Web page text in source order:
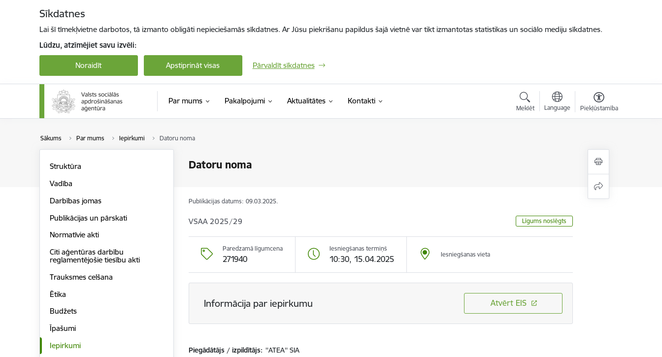
Sīkdatnes
Lai šī tīmekļvietne darbotos, tā izmanto obligāti nepieciešamās sīkdatnes. Ar Jūsu piekrišanu papildus šajā vietnē var tikt izmantotas statistikas un sociālo mediju sīkdatnes.
Lūdzu, atzīmējiet savu izvēli:
Noraidīt Apstiprināt visas Pārvaldīt sīkdatnes
Par mums Pakalpojumi Aktualitātes Kontakti
Meklēt Language Piekļūstamība
Sākums Par mums Iepirkumi Datoru noma
Datoru noma
Struktūra
Vadība
Darbības jomas
Publikācijas un pārskati
Normatīvie akti
Citi aģentūras darbību
reglamentējošie tiesību akti
Trauksmes celšana
Ētika
Budžets
Īpašumi
Iepirkumi
Publikācijas datums: 09.03.2025.
VSAA 2025/29 Līgums noslēgts
Paredzamā līgumcena
271940
Iesniegšanas termiņš
10:30, 15.04.2025 Iesniegšanas vieta
Informācija par iepirkumu Atvērt EIS
Piegādātājs / izpildītājs: ''ATEA'' SIA